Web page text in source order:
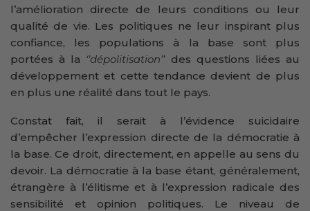
l’amélioration directe de leurs conditions ou leur
qualité de vie. Les politiques ne leur inspirant plus
confiance, les populations à la base sont plus
portées à la ‘’dépolitisation’’ des questions liées au
développement et cette tendance devient de plus
en plus une réalité dans tout le pays.
Constat fait, il serait à l’évidence suicidaire
d’empêcher l’expression directe de la démocratie à
la base. Ce droit, directement, en appelle au sens du
devoir. La démocratie à la base étant, généralement,
étrangère à l’élitisme et à l’expression radicale des
sensibilité et opinion politiques. Le niveau de